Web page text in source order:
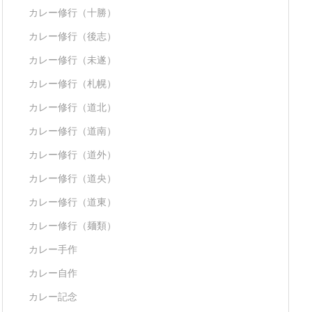
カレー修行（十勝）
カレー修行（後志）
カレー修行（未遂）
カレー修行（札幌）
カレー修行（道北）
カレー修行（道南）
カレー修行（道外）
カレー修行（道央）
カレー修行（道東）
カレー修行（麺類）
カレー手作
カレー自作
カレー記念